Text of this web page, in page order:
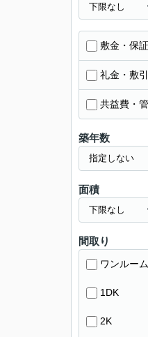
敷金・保
礼金・敷
共益費・
築年数
面積
間取り
ワンルーム
1DK
2K